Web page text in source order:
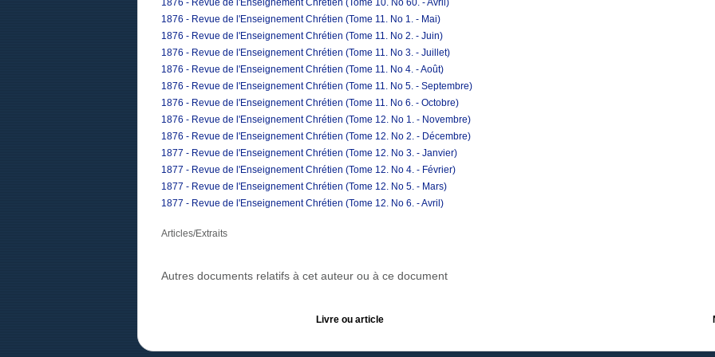
1876 - Revue de l'Enseignement Chrétien (Tome 10. No 60. - Avril)
1876 - Revue de l'Enseignement Chrétien (Tome 11. No 1. - Mai)
1876 - Revue de l'Enseignement Chrétien (Tome 11. No 2. - Juin)
1876 - Revue de l'Enseignement Chrétien (Tome 11. No 3. - Juillet)
1876 - Revue de l'Enseignement Chrétien (Tome 11. No 4. - Août)
1876 - Revue de l'Enseignement Chrétien (Tome 11. No 5. - Septembre)
1876 - Revue de l'Enseignement Chrétien (Tome 11. No 6. - Octobre)
1876 - Revue de l'Enseignement Chrétien (Tome 12. No 1. - Novembre)
1876 - Revue de l'Enseignement Chrétien (Tome 12. No 2. - Décembre)
1877 - Revue de l'Enseignement Chrétien (Tome 12. No 3. - Janvier)
1877 - Revue de l'Enseignement Chrétien (Tome 12. No 4. - Février)
1877 - Revue de l'Enseignement Chrétien (Tome 12. No 5. - Mars)
1877 - Revue de l'Enseignement Chrétien (Tome 12. No 6. - Avril)
Articles/Extraits
Autres documents relatifs à cet auteur ou à ce document
Livre ou article